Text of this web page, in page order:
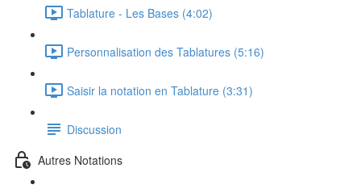
Tablature - Les Bases (4:02)
Personnalisation des Tablatures (5:16)
Saisir la notation en Tablature (3:31)
Discussion
Autres Notations